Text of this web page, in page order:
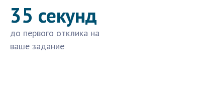
35 секунд
до первого отклика на
ваше задание